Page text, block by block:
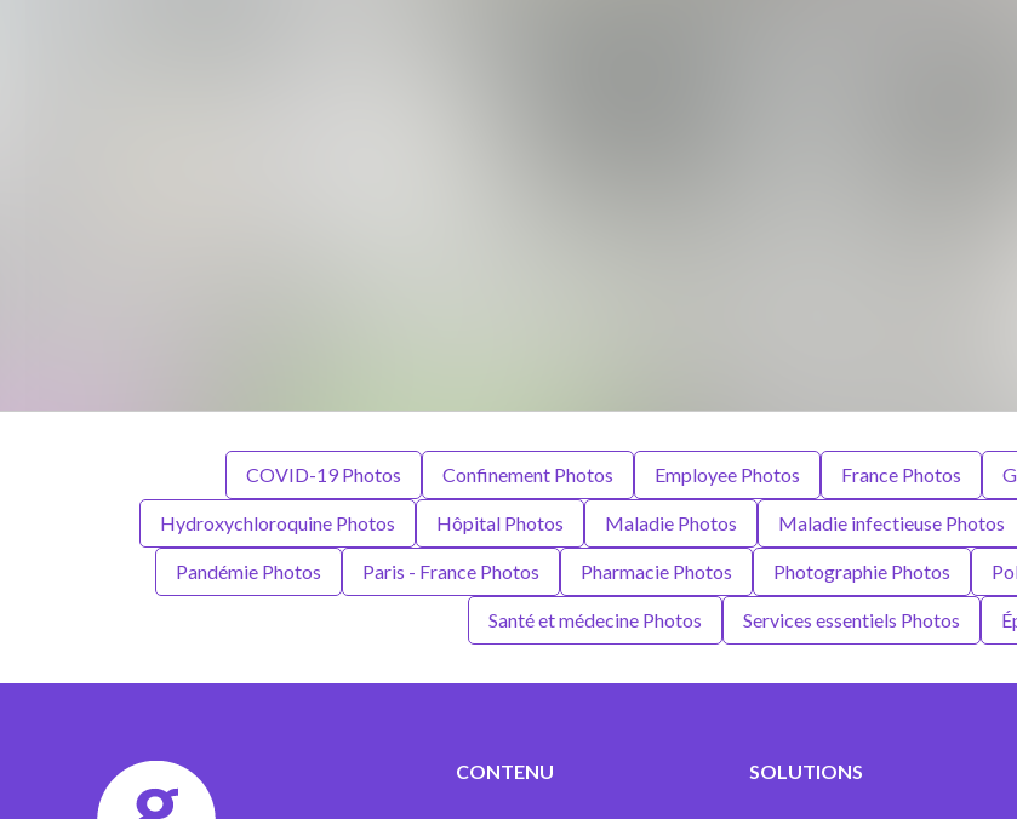
COVID-19 Photos Confinement Photos Employee Photos France Photos
Hydroxychloroquine Photos Hôpital Photos Maladie Photos Maladie infectieuse Photos
Pandémie Photos Paris - France Photos Pharmacie Photos Photographie Photos
Santé et médecine Photos Services essentiels Photos
CONTENU SOLUTIONS